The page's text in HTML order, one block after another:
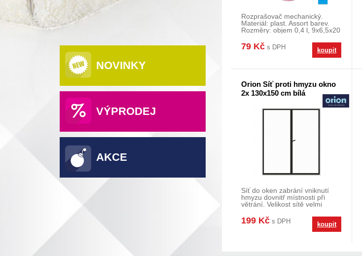
NOVINKY
VÝPRODEJ
AKCE
Rozprašovač mechanický.
Materiál: plast. Assort barev.
Rozměry: objem 0,4 l, 9x6,5x20
79 Kč s DPH koupit
Orion Síť proti hmyzu okno
2x 130x150 cm bílá
Síť do oken zabrání vniknutí
hmyzu dovnitř místnosti při
větrání. Velikost sítě velmi
199 Kč s DPH koupit